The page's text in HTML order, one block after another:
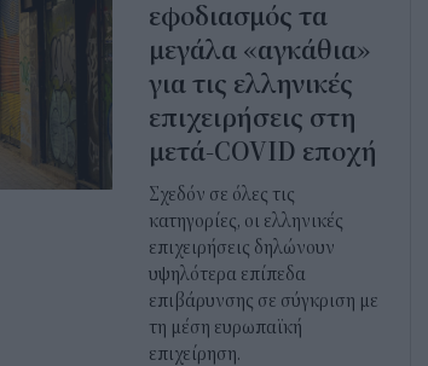
εφοδιασμός τα
μεγάλα «αγκάθια»
για τις ελληνικές
επιχειρήσεις στη
μετά-COVID εποχή
Σχεδόν σε όλες τις
κατηγορίες, οι ελληνικές
επιχειρήσεις δηλώνουν
υψηλότερα επίπεδα
επιβάρυνσης σε σύγκριση με
τη μέση ευρωπαϊκή
επιχείρηση.